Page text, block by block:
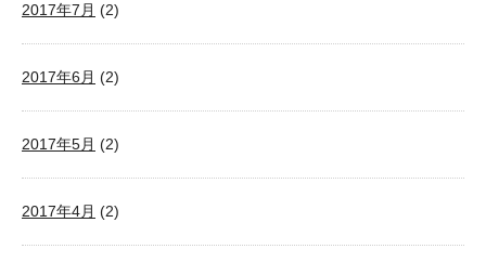
2017年7月 (2)
2017年6月 (2)
2017年5月 (2)
2017年4月 (2)